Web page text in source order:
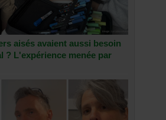
aisés avaient aussi besoin
? L'expérience menée par